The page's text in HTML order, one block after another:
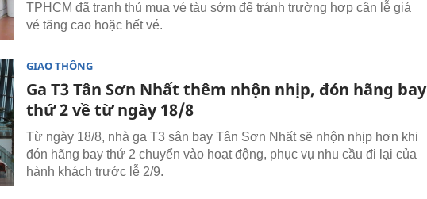
TPHCM đã tranh thủ mua vé tàu sớm để tránh trường hợp cận lễ giá
vé tăng cao hoặc hết vé.
GIAO THÔNG
Ga T3 Tân Sơn Nhất thêm nhộn nhịp, đón hãng bay
thứ 2 về từ ngày 18/8
Từ ngày 18/8, nhà ga T3 sân bay Tân Sơn Nhất sẽ nhộn nhịp hơn khi
đón hãng bay thứ 2 chuyển vào hoạt động, phục vụ nhu cầu đi lại của
hành khách trước lễ 2/9.